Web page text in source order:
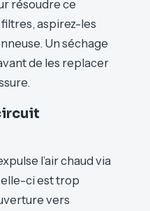
résoudre ce
aspirez-les
Un séchage
de les replacer
l’air chaud via
ci est trop
vers